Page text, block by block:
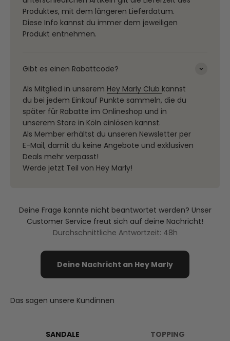
Produktes, mit dem längeren Lieferdatum.
Diese Info kannst du immer dem jeweiligen
Produkt entnehmen.
Gibt es einen Rabattcode?
Als Mitglied in unserem Hey Marly Club kannst
du bei jedem Einkauf Punkte sammeln, die du
später für Rabatte im Onlineshop und in
unserem Store in Köln einlösen kannst.
Als Member erhältst du unseren Newsletter per
E-Mail, damit du keine Angebote und exklusiven
Deals mehr verpasst!
Werde jetzt Teil von Hey Marly!
Deine Frage konnte nicht beantwortet werden? Unser
Customer Service freut sich auf deine Nachricht!
Durchschnittliche Antwortzeit: 48h
Deine Nachricht an Hey Marly
Das sagen unsere Kundinnen
SANDALE TOPPING